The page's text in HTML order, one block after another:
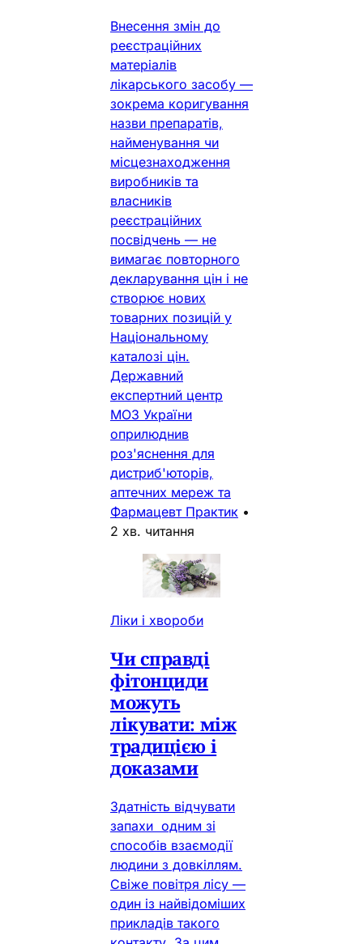
Внесення змін до
реєстраційних
матеріалів
лікарського засобу —
зокрема коригування
назви препаратів,
найменування чи
місцезнаходження
виробників та
власників
реєстраційних
посвідчень — не
вимагає повторного
декларування цін і не
створює нових
товарних позицій у
Національному
каталозі цін.
Державний
експертний центр
МОЗ України
оприлюднив
роз'яснення для
дистриб'юторів,
аптечних мереж та
Фармацевт Практик •
2 хв. читання
Ліки і хвороби
Чи справді
фітонциди
можуть
лікувати: між
традицією і
доказами
Здатність відчувати
запахи одним зі
способів взаємодії
людини з довкіллям.
Свіже повітря лісу —
один із найвідоміших
прикладів такого